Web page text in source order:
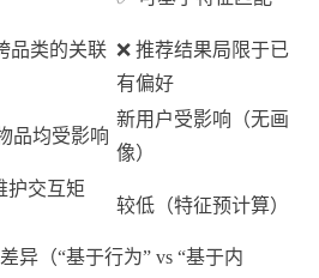
品类的关联 ❌ 推荐结果局限于已
有偏好
品均受影响
新用户受影响（无画
像）
护交互矩
较低（特征预计算）
异（“基于行为” vs “基于内